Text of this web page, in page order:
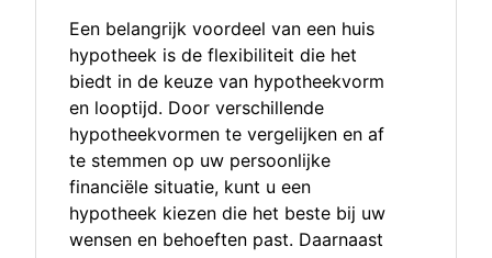
Een belangrijk voordeel van een huis
hypotheek is de flexibiliteit die het
biedt in de keuze van hypotheekvorm
en looptijd. Door verschillende
hypotheekvormen te vergelijken en af
te stemmen op uw persoonlijke
financiële situatie, kunt u een
hypotheek kiezen die het beste bij uw
wensen en behoeften past. Daarnaast